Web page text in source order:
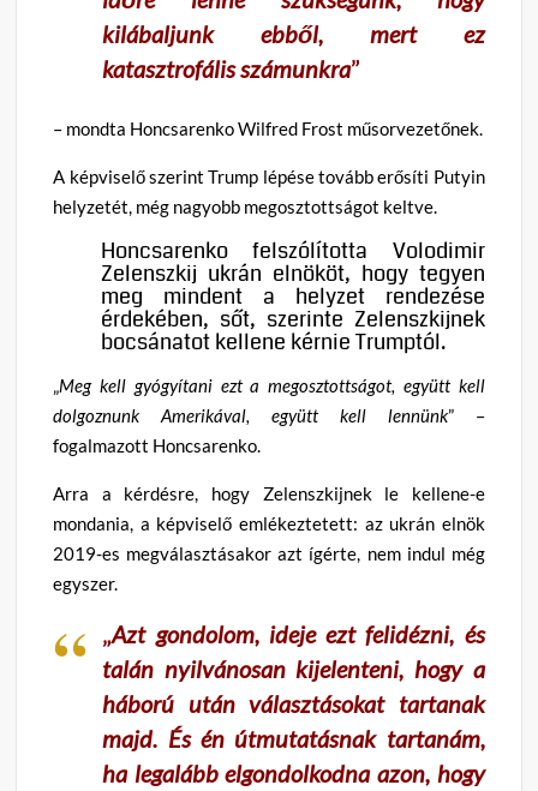
kilábaljunk ebből, mert ez
katasztrofális számunkra”
– mondta Honcsarenko Wilfred Frost műsorvezetőnek.
A képviselő szerint Trump lépése tovább erősíti Putyin
helyzetét, még nagyobb megosztottságot keltve.
Honcsarenko felszólította Volodimir
Zelenszkij ukrán elnököt, hogy tegyen
meg mindent a helyzet rendezése
érdekében, sőt, szerinte Zelenszkijnek
bocsánatot kellene kérnie Trumptól.
„Meg kell gyógyítani ezt a megosztottságot, együtt kell
dolgoznunk Amerikával, együtt kell lennünk” –
fogalmazott Honcsarenko.
Arra a kérdésre, hogy Zelenszkijnek le kellene-e
mondania, a képviselő emlékeztetett: az ukrán elnök
2019-es megválasztásakor azt ígérte, nem indul még
egyszer.
„Azt gondolom, ideje ezt felidézni, és
talán nyilvánosan kijelenteni, hogy a
háború után választásokat tartanak
majd. És én útmutatásnak tartanám,
ha legalább elgondolkodna azon, hogy